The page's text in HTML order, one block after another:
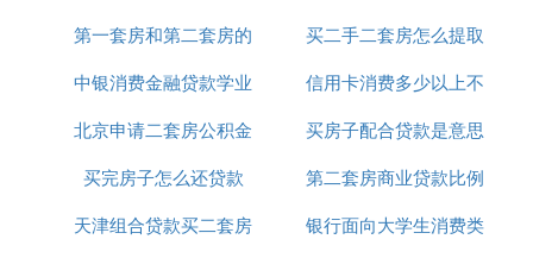
4銆佸叕绉閲戦檺鍒讹細鏈夎繃2娆″叕绉閲戞埧璐蜂
娇鐢ㄨ板綍灏嗕笉鑳藉啀娆′娇鐢ㄥ叕绉閲戣捶娆俱
涓婃捣甯傝喘涔颁簩濂楁埧闇瑕佹弧瓒充互涓嬬殑瑕
佹眰锛
1銆佽繛缁缂寸撼绀句細淇濋櫓瓒呰繃浜斿勾鐨勬椂
闂存墠鍙浠ヨ繘琛岃喘涔颁簩濂楁埧鐨勶紱
2銆佽喘涔颁簩濂楁埧鏃讹紝缂寸撼鐨勯栦粯蹇呴』
新政策
公积金贷款吗
第一套房和第二套房的
贷款
买二手二套房怎么提取
公积金贷款吗
中银消费金融贷款学业
是不用利息吗
信用卡消费多少以上不
能抵押贷款
北京申请二套房公积金
贷款
买房子配合贷款是意思
买完房子怎么还贷款
第二套房商业贷款比例
天津组合贷款买二套房
银行面向大学生消费类